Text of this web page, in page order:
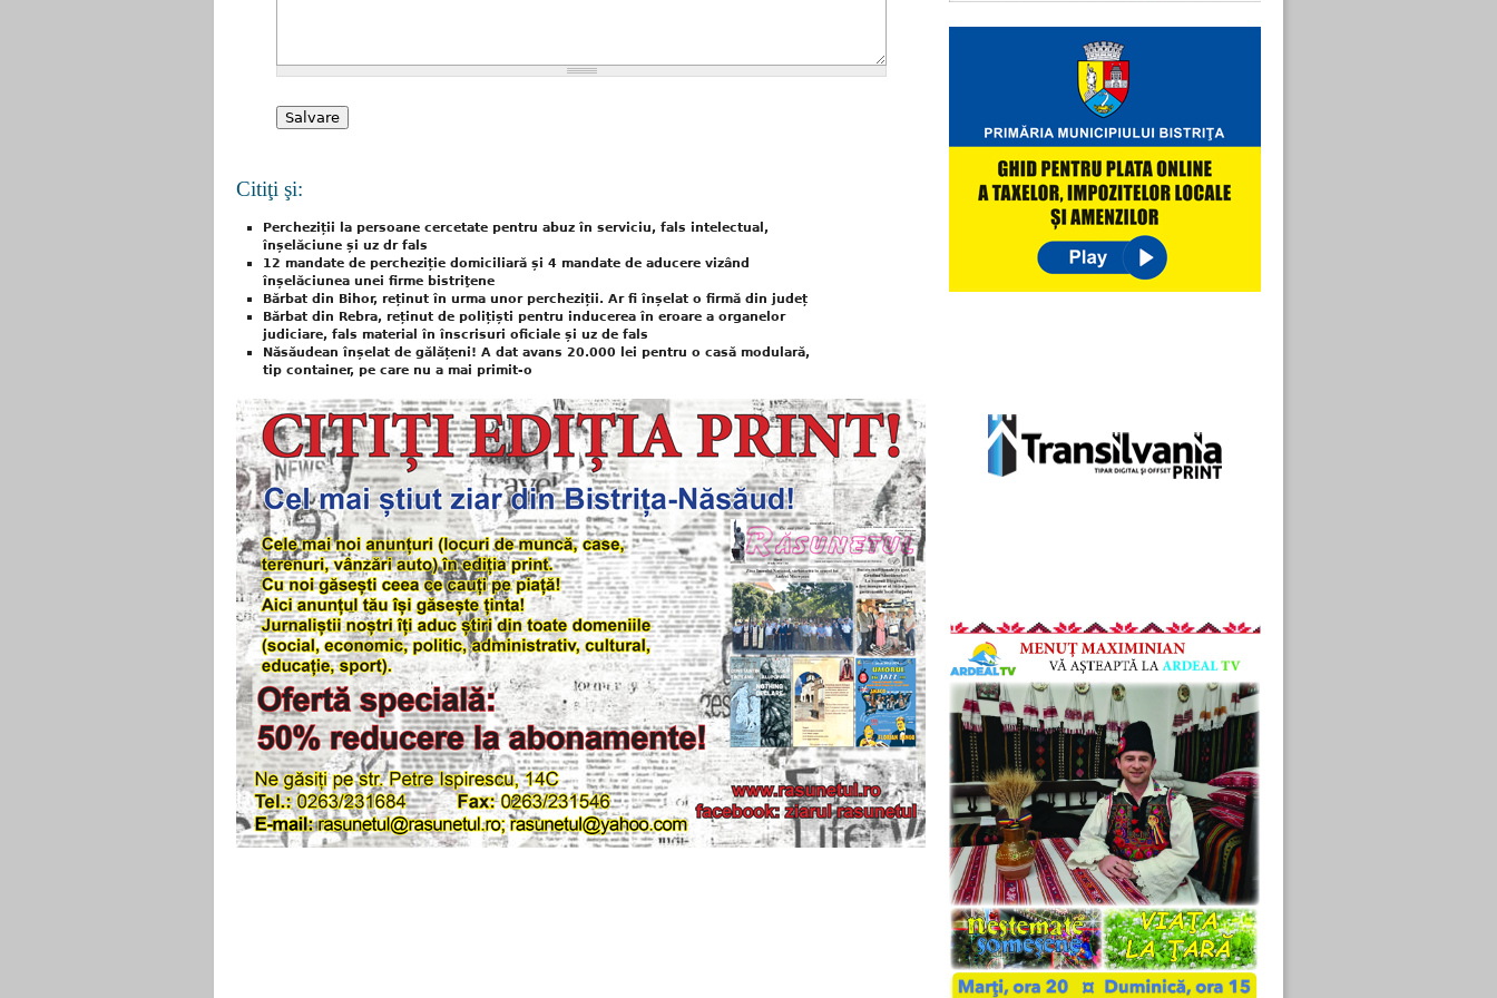
Citiţi şi:
Percheziții la persoane cercetate pentru abuz în serviciu, fals intelectual,
înșelăciune și uz dr fals
12 mandate de percheziție domiciliară și 4 mandate de aducere vizând
înșelăciunea unei firme bistriţene
Bărbat din Bihor, reținut în urma unor percheziții. Ar fi înșelat o firmă din județ
Bărbat din Rebra, reținut de polițiști pentru inducerea în eroare a organelor
judiciare, fals material în înscrisuri oficiale și uz de fals
Năsăudean înșelat de gălățeni! A dat avans 20.000 lei pentru o casă modulară,
tip container, pe care nu a mai primit-o